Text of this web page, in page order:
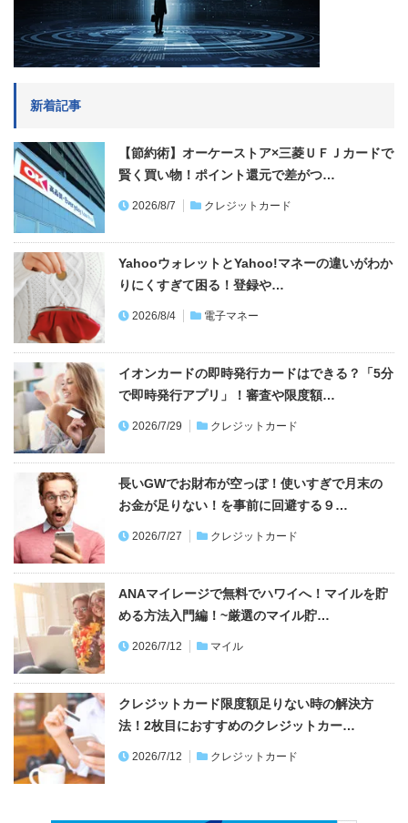
新着記事
【節約術】オーケーストア×三菱ＵＦＪカードで
賢く買い物！ポイント還元で差がつ…
2026/8/7 クレジットカード
YahooウォレットとYahoo!マネーの違いがわか
りにくすぎて困る！登録や…
2026/8/4 電子マネー
イオンカードの即時発行カードはできる？「5分
で即時発行アプリ」！審査や限度額…
2026/7/29 クレジットカード
長いGWでお財布が空っぽ！使いすぎで月末の
お金が足りない！を事前に回避する９…
2026/7/27 クレジットカード
ANAマイレージで無料でハワイへ！マイルを貯
める方法入門編！~厳選のマイル貯…
2026/7/12 マイル
クレジットカード限度額足りない時の解決方
法！2枚目におすすめのクレジットカー…
2026/7/12 クレジットカード